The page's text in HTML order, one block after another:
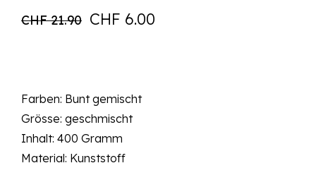
CHF21.90 Ursprünglicher
CHF 6.00
Farben: Bunt gemischt
Grösse: geschmischt
Inhalt: 400 Gramm
Material: Kunststoff